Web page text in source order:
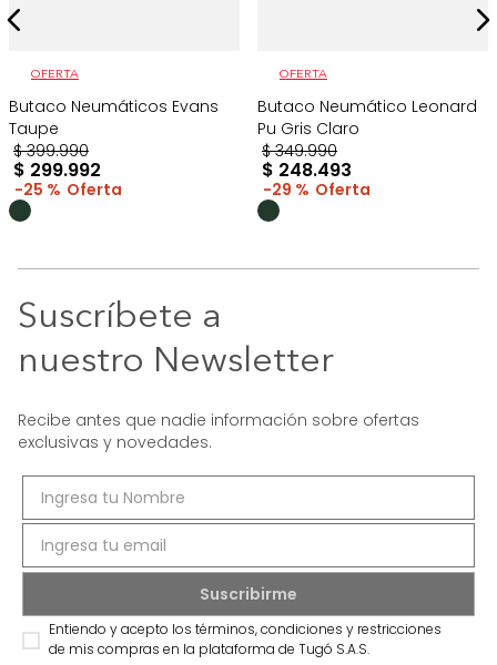
OFERTA
Butaco Neumáticos Evans
Taupe
$ 399.990
$ 299.992
25 %
OFERTA
Butaco Neumático Leonard
Pu Gris Claro
$ 349.990
$ 248.493
29 %
Suscríbete a
nuestro Newsletter
Recibe antes que nadie información sobre ofertas
exclusivas y novedades.
Entiendo y acepto los términos, condiciones y restricciones
de mis compras en la plataforma de Tugó S.A.S.